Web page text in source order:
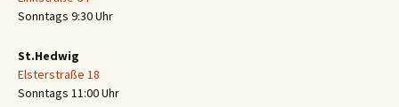
Sonntags 9:30 Uhr
St.Hedwig
Elsterstraße 18
Sonntags 11:00 Uhr